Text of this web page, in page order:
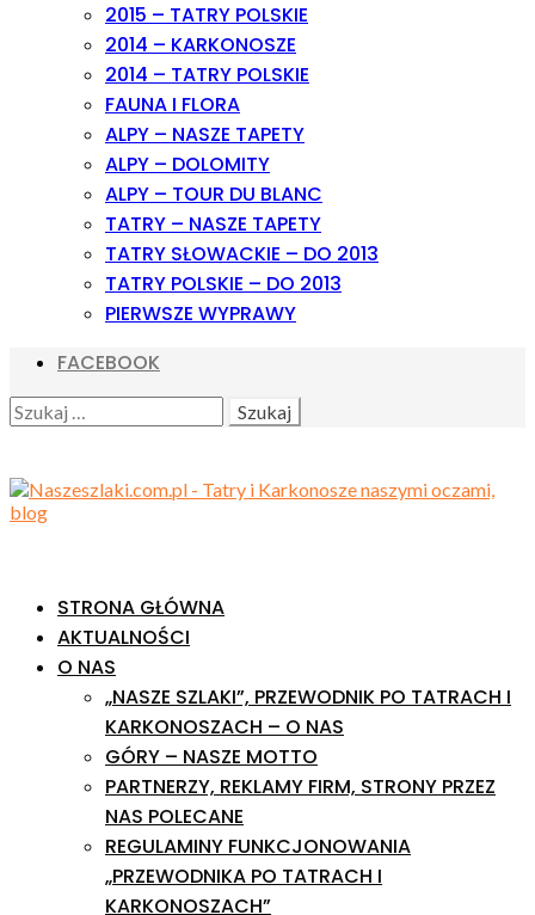
2015 – TATRY POLSKIE
2014 – KARKONOSZE
2014 – TATRY POLSKIE
FAUNA I FLORA
ALPY – NASZE TAPETY
ALPY – DOLOMITY
ALPY – TOUR DU BLANC
TATRY – NASZE TAPETY
TATRY SŁOWACKIE – DO 2013
TATRY POLSKIE – DO 2013
PIERWSZE WYPRAWY
FACEBOOK
SEARCH
SZUKAJ:
STRONA GŁÓWNA
AKTUALNOŚCI
O NAS
„NASZE SZLAKI”, PRZEWODNIK PO TATRACH I
KARKONOSZACH – O NAS
GÓRY – NASZE MOTTO
PARTNERZY, REKLAMY FIRM, STRONY PRZEZ
NAS POLECANE
REGULAMINY FUNKCJONOWANIA
„PRZEWODNIKA PO TATRACH I
KARKONOSZACH”